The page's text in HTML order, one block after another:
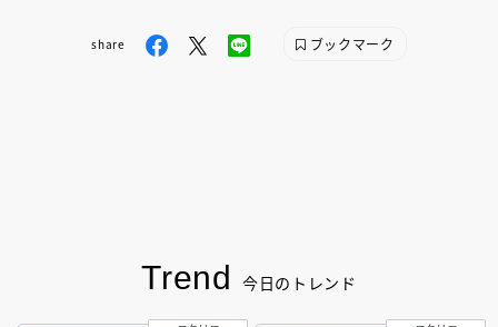
share ブックマーク
Trend 今日のトレンド